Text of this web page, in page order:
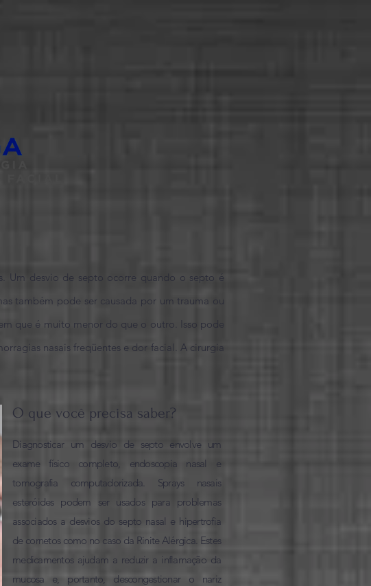
Um desvio de septo ocorre quando o septo é
também pode ser causada por um trauma ou
que é muito menor do que o outro. Isso pode
nasais freqüentes e dor facial. A cirurgia
O que você precisa saber?
Diagnosticar um desvio de septo envolve um
exame físico completo, endoscopia nasal e
tomografia computadorizada. Sprays nasais
esteróides podem ser usados para problemas
associados a desvios do septo nasal e hipertrofia
de cornetos como no caso da Rinite Alérgica. Estes
medicamentos ajudam a reduzir a inflamação da
mucosa e, portanto, descongestionar o nariz